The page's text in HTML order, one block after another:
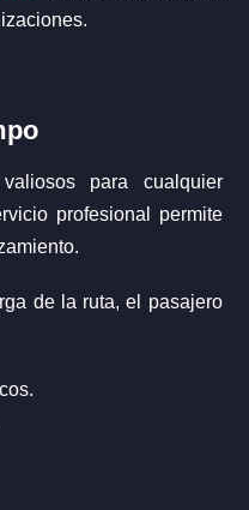
para cualquier
profesional permite
de la ruta, el pasajero